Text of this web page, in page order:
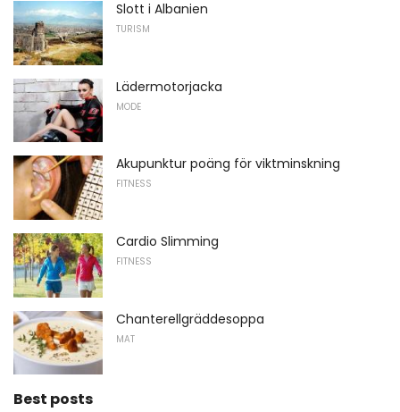
Slott i Albanien
TURISM
Lädermotorjacka
MODE
Akupunktur poäng för viktminskning
FITNESS
Cardio Slimming
FITNESS
Chanterellgräddesoppa
MAT
Best posts